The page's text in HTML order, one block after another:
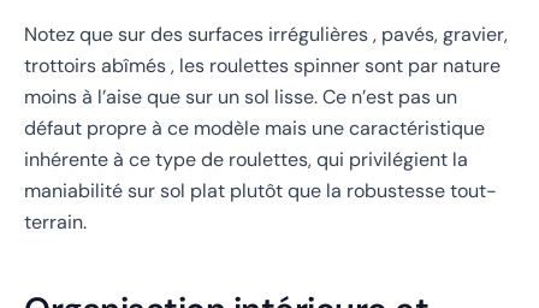
Notez que sur des surfaces irrégulières , pavés, gravier,
trottoirs abîmés , les roulettes spinner sont par nature
moins à l’aise que sur un sol lisse. Ce n’est pas un
défaut propre à ce modèle mais une caractéristique
inhérente à ce type de roulettes, qui privilégient la
maniabilité sur sol plat plutôt que la robustesse tout-
terrain.